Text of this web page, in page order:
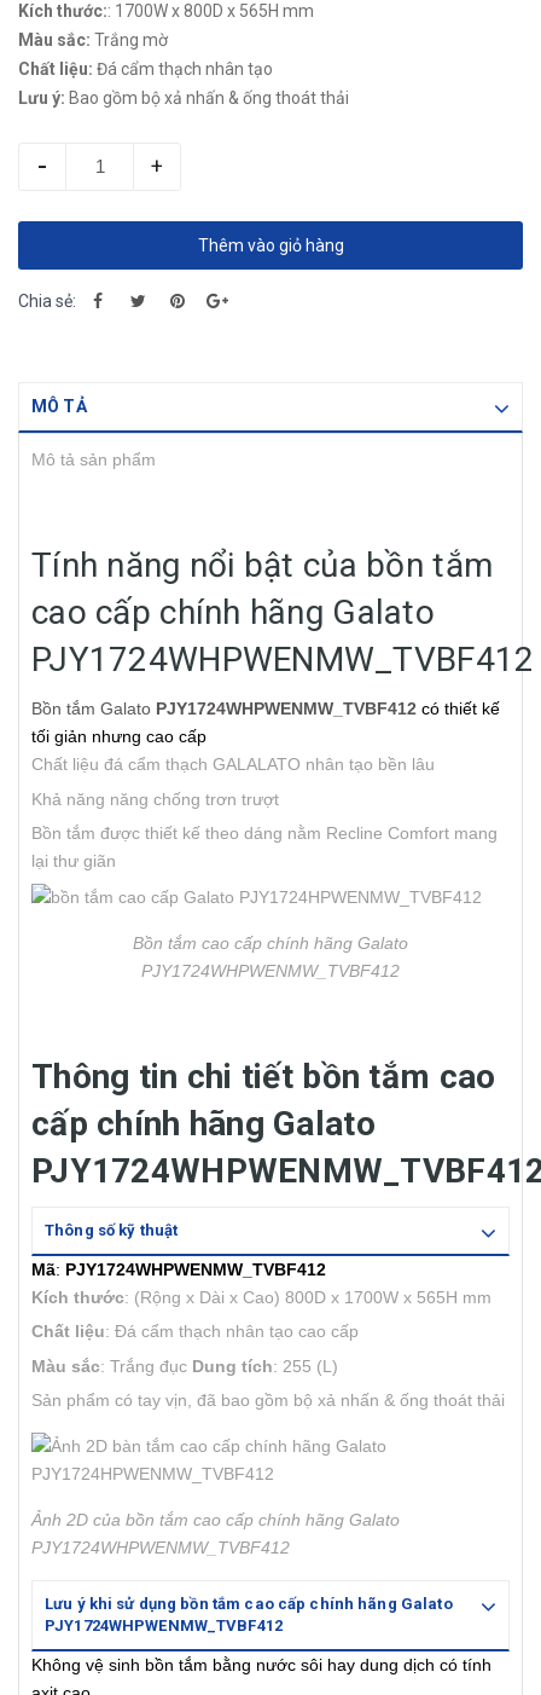
Kích thước:: 1700W x 800D x 565H mm
Màu sắc: Trắng mờ
Chất liệu: Đá cẩm thạch nhân tạo
Lưu ý: Bao gồm bộ xả nhấn & ống thoát thải
- +
Thêm vào giỏ hàng
Chia sẻ:
MÔ TẢ
Mô tả sản phẩm
Tính năng nổi bật của bồn tắm
cao cấp chính hãng Galato
PJY1724WHPWENMW_TVBF412
Bồn tắm Galato PJY1724WHPWENMW_TVBF412 có thiết kế
tối giản nhưng cao cấp
Chất liệu đá cẩm thạch GALALATO nhân tạo bền lâu
Khả năng năng chống trơn trượt
Bồn tắm được thiết kế theo dáng nằm Recline Comfort mang
lại thư giãn
Bồn tắm cao cấp chính hãng Galato
PJY1724WHPWENMW_TVBF412
Thông tin chi tiết bồn tắm cao
cấp chính hãng Galato
Thông số kỹ thuật
Mã: PJY1724WHPWENMW_TVBF412
Kích thước: (Rộng x Dài x Cao) 800D x 1700W x 565H mm
Chất liệu: Đá cẩm thạch nhân tạo cao cấp
Màu sắc: Trắng đục Dung tích: 255 (L)
Sản phẩm có tay vịn, đã bao gồm bộ xả nhấn & ống thoát thải
Ảnh 2D của bồn tắm cao cấp chính hãng Galato
PJY1724WHPWENMW_TVBF412
Lưu ý khi sử dụng bồn tắm cao cấp chính hãng Galato
PJY1724WHPWENMW_TVBF412
Không vệ sinh bồn tắm bằng nước sôi hay dung dịch có tính